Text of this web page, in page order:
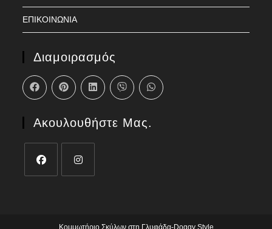
ΕΠΙΚΟΙΝΩΝΙΑ
Διαμοιρασμός
Ακουλουθήστε Μας.
Κομμωτήριο Σκύλων στη Γλυφάδα-Doggy Style